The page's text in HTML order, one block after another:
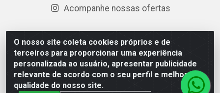
O nosso site coleta cookies próprios e de
terceiros para proporcionar uma experiência
personalizada ao usuário, apresentar publicidade
relevante de acordo com o seu perfil e melhorar a
qualidade do nosso site.
Acompanhe nossas ofertas
Dilnor Distribuidora - Rua Professor Joaquim Cavalcanti,
975 - Iputinga - Recife/PE - CEP 50800-010 - CNPJ
04.054.534/0001-51